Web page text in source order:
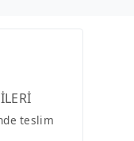
teslim